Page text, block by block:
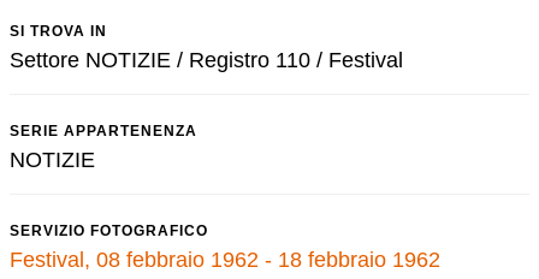
SI TROVA IN
Settore NOTIZIE / Registro 110 / Festival
SERIE APPARTENENZA
NOTIZIE
SERVIZIO FOTOGRAFICO
Festival, 08 febbraio 1962 - 18 febbraio 1962